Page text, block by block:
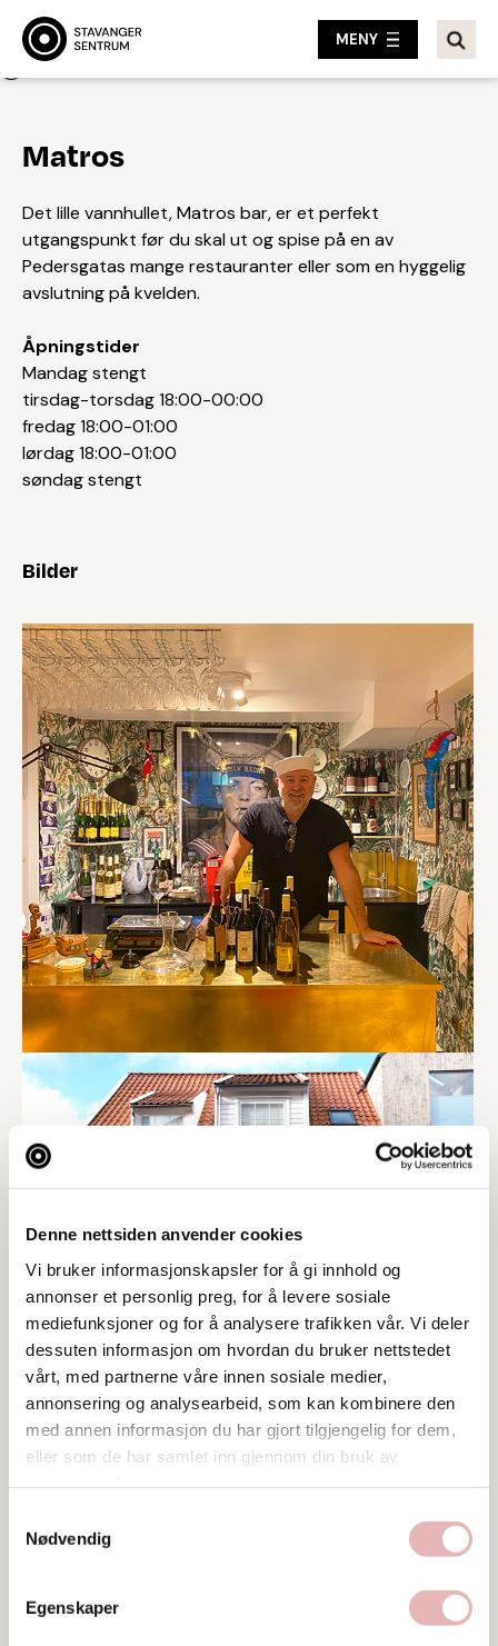
Denne nettsiden anvender cookies
Vi bruker informasjonskapsler for å gi innhold og
annonser et personlig preg, for å levere sosiale
mediefunksjoner og for å analysere trafikken vår. Vi deler
dessuten informasjon om hvordan du bruker nettstedet
vårt, med partnerne våre innen sosiale medier,
annonsering og analysearbeid, som kan kombinere den
med annen informasjon du har gjort tilgjengelig for dem,
eller som de har samlet inn gjennom din bruk av
Nødvendig
Egenskaper
MENY
Matros
Det lille vannhullet, Matros bar, er et perfekt
utgangspunkt før du skal ut og spise på en av
Pedersgatas mange restauranter eller som en hyggelig
avslutning på kvelden.
Åpningstider
Mandag stengt
tirsdag-torsdag 18:00-00:00
fredag 18:00-01:00
lørdag 18:00-01:00
søndag stengt
Bilder